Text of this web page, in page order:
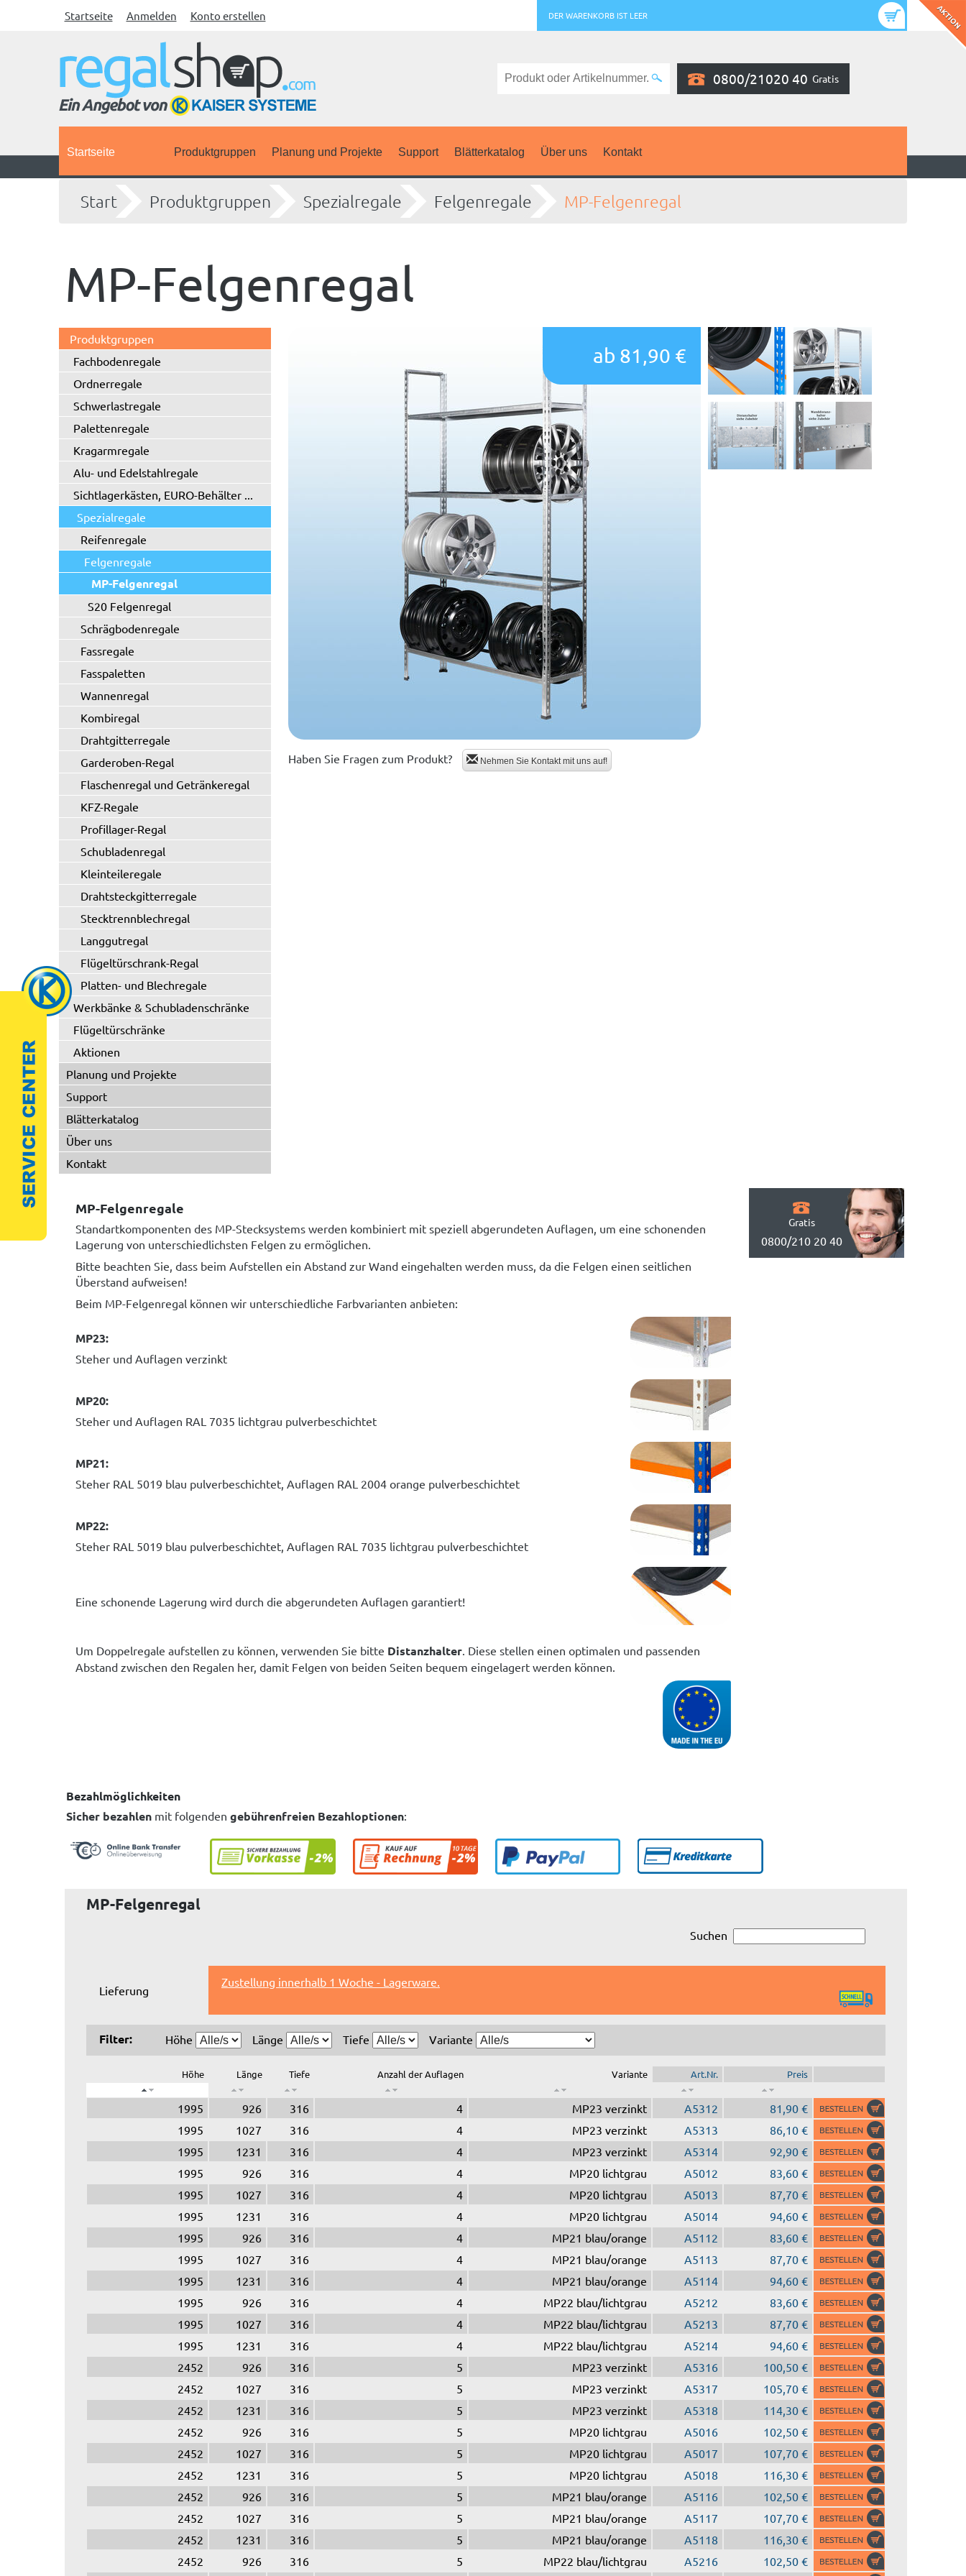
Startseite Anmelden Konto erstellen DER WARENKORB IST LEER
0800/21020 40 Gratis
Startseite Produktgruppen Planung und Projekte Support Blätterkatalog Über uns Kontakt
Start Produktgruppen Spezialregale Felgenregale MP-Felgenregal
MP-Felgenregal
Produktgruppen
Fachbodenregale
Ordnerregale
Schwerlastregale
Palettenregale
Kragarmregale
Alu- und Edelstahlregale
Sichtlagerkästen, EURO-Behälter ...
Spezialregale
Reifenregale
Felgenregale
MP-Felgenregal
S20 Felgenregal
Schrägbodenregale
Fassregale
Fasspaletten
Wannenregal
Kombiregal
Drahtgitterregale
Garderoben-Regal
Flaschenregal und Getränkeregal
KFZ-Regale
Profillager-Regal
Schubladenregal
Kleinteileregale
Drahtsteckgitterregale
Stecktrennblechregal
Langgutregal
Flügeltürschrank-Regal
Platten- und Blechregale
Werkbänke & Schubladenschränke
Flügeltürschränke
Aktionen
Planung und Projekte
Support
Blätterkatalog
Über uns
Kontakt
ab 81,90 €
Haben Sie Fragen zum Produkt? Nehmen Sie Kontakt mit uns auf!
MP-Felgenregale
Standartkomponenten des MP-Stecksystems werden kombiniert mit speziell abgerundeten Auflagen, um eine schonenden
Lagerung von unterschiedlichsten Felgen zu ermöglichen.
Bitte beachten Sie, dass beim Aufstellen ein Abstand zur Wand eingehalten werden muss, da die Felgen einen seitlichen
Überstand aufweisen!
Beim MP-Felgenregal können wir unterschiedliche Farbvarianten anbieten:
MP23:
Steher und Auflagen verzinkt
MP20:
Steher und Auflagen RAL 7035 lichtgrau pulverbeschichtet
MP21:
Steher RAL 5019 blau pulverbeschichtet, Auflagen RAL 2004 orange pulverbeschichtet
MP22:
Steher RAL 5019 blau pulverbeschichtet, Auflagen RAL 7035 lichtgrau pulverbeschichtet
Eine schonende Lagerung wird durch die abgerundeten Auflagen garantiert!
Um Doppelregale aufstellen zu können, verwenden Sie bitte Distanzhalter . Diese stellen einen optimalen und passenden
Abstand zwischen den Regalen her, damit Felgen von beiden Seiten bequem eingelagert werden können.
Gratis
0800/210 20 40
Bezahlmöglichkeiten
Sicher bezahlen mit folgenden gebührenfreien Bezahloptionen:
MP-Felgenregal
Suchen
Lieferung
Zustellung innerhalb 1 Woche - Lagerware.
Filter: Höhe Länge Tiefe Variante
Höhe Länge Tiefe Anzahl der Auflagen Variante Art.Nr. Preis
1995 926 316 4 MP23 verzinkt A5312
81,90 €
1995
1027 316 4 MP23 verzinkt A5313
86,10 €
1995
1231 316 4 MP23 verzinkt A5314
92,90 €
1995
926 316 4 MP20 lichtgrau A5012
83,60 €
1995
1027 316 4 MP20 lichtgrau A5013
87,70 €
1995
1231 316 4 MP20 lichtgrau A5014
94,60 €
1995
926 316 4 MP21 blau/orange A5112
83,60 €
1995
1027 316 4 MP21 blau/orange A5113
87,70 €
1995
1231 316 4 MP21 blau/orange A5114
94,60 €
1995
926 316 4 MP22 blau/lichtgrau A5212
83,60 €
1995
1027 316 4 MP22 blau/lichtgrau A5213
87,70 €
1995
1231 316 4 MP22 blau/lichtgrau A5214
94,60 €
2452
926 316 5 MP23 verzinkt A5316
100,50 €
2452
1027 316 5 MP23 verzinkt A5317
105,70 €
2452
1231 316 5 MP23 verzinkt A5318
114,30 €
2452
926 316 5 MP20 lichtgrau A5016
102,50 €
2452
1027 316 5 MP20 lichtgrau A5017
107,70 €
2452
1231 316 5 MP20 lichtgrau A5018
116,30 €
2452
926 316 5 MP21 blau/orange A5116
102,50 €
2452
1027 316 5 MP21 blau/orange A5117
107,70 €
2452
1231 316 5 MP21 blau/orange A5118
116,30 €
2452
926 316 5 MP22 blau/lichtgrau A5216
102,50 €